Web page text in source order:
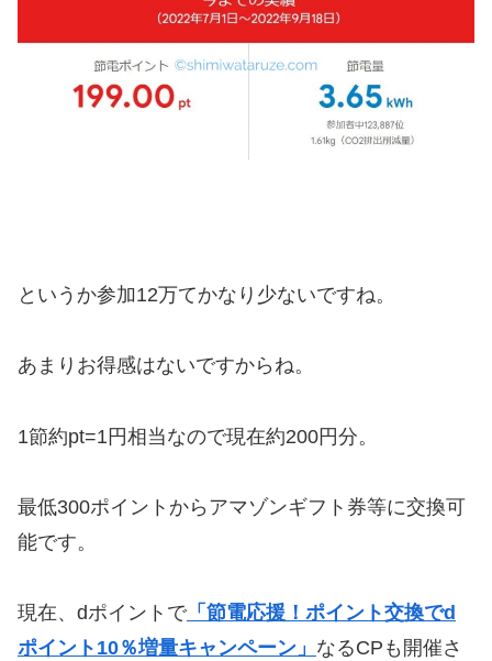
というか参加12万てかなり少ないですね。
あまりお得感はないですからね。
1節約pt=1円相当なので現在約200円分。
最低300ポイントからアマゾンギフト券等に交換可
能です。
現在、dポイントで「節電応援！ポイント交換でd
ポイント10％増量キャンペーン」 なるCPも開催さ